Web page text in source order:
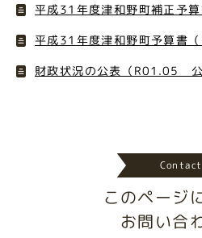
平成31年度津和野町補正予算
平成31年度津和野町予算書（
財政状況の公表（R01.05 公
Contact
このページ
お問い合